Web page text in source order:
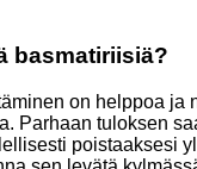
basmatiriisiä?
on helppoa ja
Parhaan tuloksen
poistaaksesi